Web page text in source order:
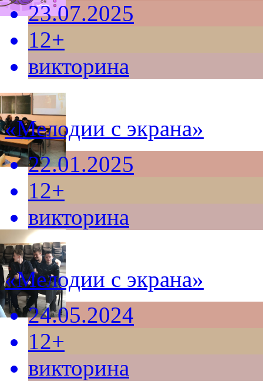
23.07.2025
12+
викторина
«Мелодии с экрана»
22.01.2025
12+
викторина
«Мелодии с экрана»
24.05.2024
12+
викторина